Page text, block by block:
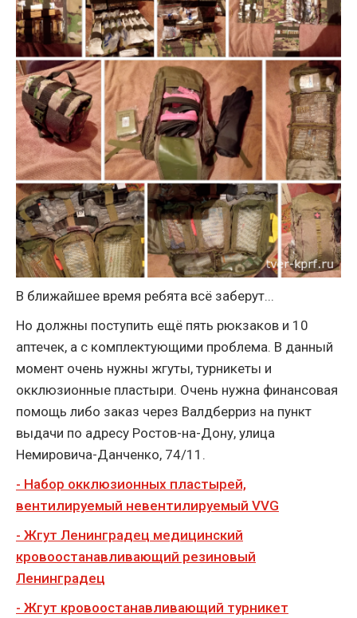
В ближайшее время ребята всё заберут...
Но должны поступить ещё пять рюкзаков и 10
аптечек, а с комплектующими проблема. В данный
момент очень нужны жгуты, турникеты и
окклюзионные пластыри. Очень нужна финансовая
помощь либо заказ через Валдберриз на пункт
выдачи по адресу Ростов-на-Дону, улица
Немировича-Данченко, 74/11.
- Набор окклюзионных пластырей,
вентилируемый невентилируемый VVG
- Жгут Ленинградец медицинский
кровоостанавливающий резиновый
Ленинградец
- Жгут кровоостанавливающий турникет